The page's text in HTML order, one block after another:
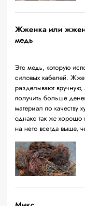
Жженка или
медь
Это медь, которую
силовых кабелей.
разделывают
получить больше
материал по качеству
однако так же хорошо
на него всегда выше,